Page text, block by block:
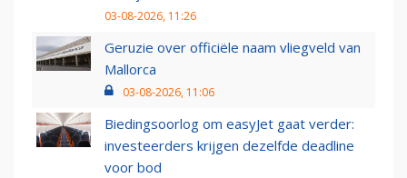
03-08-2026, 11:26
Geruzie over officiële naam vliegveld van
Mallorca
03-08-2026, 11:06
Biedingsoorlog om easyJet gaat verder:
investeerders krijgen dezelfde deadline
voor bod